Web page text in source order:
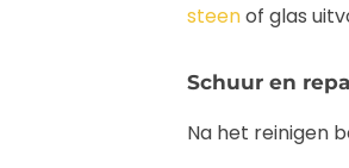
steenof glas
Schuur en
Na het reinigen